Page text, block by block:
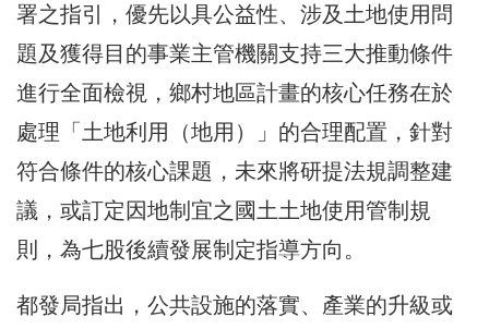
署之指引，優先以具公益性、涉及土地使用問
題及獲得目的事業主管機關支持三大推動條件
進行全面檢視，鄉村地區計畫的核心任務在於
處理「土地利用（地用）」的合理配置，針對
符合條件的核心課題，未來將研提法規調整建
議，或訂定因地制宜之國土土地使用管制規
則，為七股後續發展制定指導方向。
都發局指出，公共設施的落實、產業的升級或